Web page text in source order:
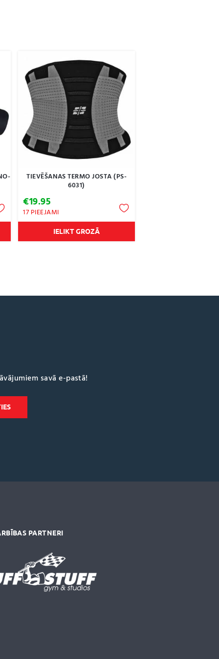
TIEVĒŠANAS TERMO JOSTA (PS-
6031)
€19.95
17 PIEEJAMI
IELIKT GROZĀ
savā e-pastā!
PARTNERI